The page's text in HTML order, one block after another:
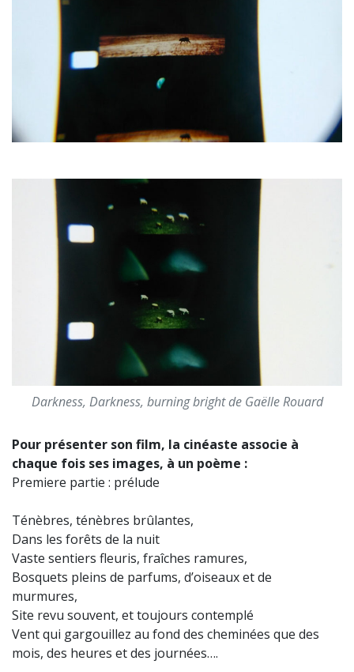
Darkness, Darkness, burning bright de Gaëlle Rouard
Pour présenter son film, la cinéaste associe à
chaque fois ses images, à un poème :
Premiere partie : prélude
Ténèbres, ténèbres brûlantes,
Dans les forêts de la nuit
Vaste sentiers fleuris, fraîches ramures,
Bosquets pleins de parfums, d’oiseaux et de
murmures,
Site revu souvent, et toujours contemplé
Vent qui gargouillez au fond des cheminées que des
mois, des heures et des journées….